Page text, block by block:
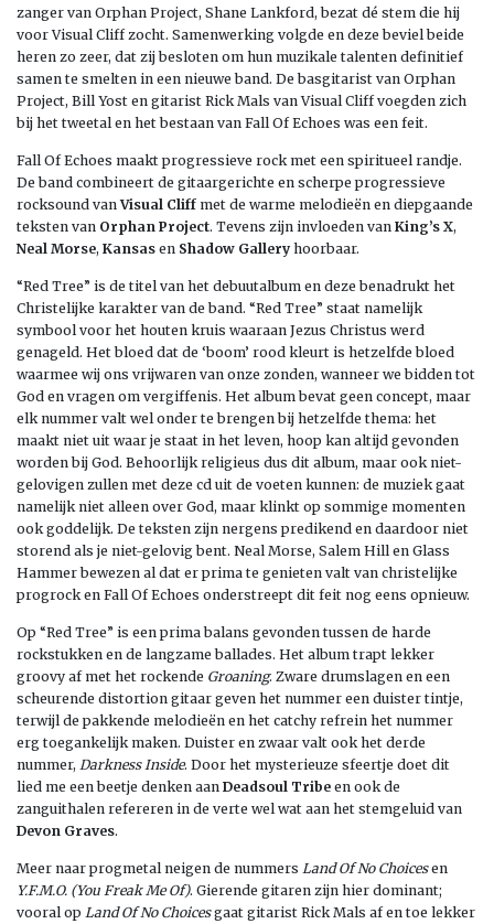
zanger van Orphan Project, Shane Lankford, bezat dé stem die hij
voor Visual Cliff zocht. Samenwerking volgde en deze beviel beide
heren zo zeer, dat zij besloten om hun muzikale talenten definitief
samen te smelten in een nieuwe band. De basgitarist van Orphan
Project, Bill Yost en gitarist Rick Mals van Visual Cliff voegden zich
bij het tweetal en het bestaan van Fall Of Echoes was een feit.
Fall Of Echoes maakt progressieve rock met een spiritueel randje.
De band combineert de gitaargerichte en scherpe progressieve
rocksound vanVisual Cliff met de warme melodieën en diepgaande
teksten van Orphan Project. Tevens zijn invloeden van King’s X,
Neal Morse, Kansas en Shadow Galleryhoorbaar.
“Red Tree” is de titel van het debuutalbum en deze benadrukt het
Christelijke karakter van de band. “Red Tree” staat namelijk
symbool voor het houten kruis waaraan Jezus Christus werd
genageld. Het bloed dat de ‘boom’ rood kleurt is hetzelfde bloed
waarmee wij ons vrijwaren van onze zonden, wanneer we bidden tot
God en vragen om vergiffenis. Het album bevat geen concept, maar
elk nummer valt wel onder te brengen bij hetzelfde thema: het
maakt niet uit waar je staat in het leven, hoop kan altijd gevonden
worden bij God. Behoorlijk religieus dus dit album, maar ook niet-
gelovigen zullen met deze cd uit de voeten kunnen: de muziek gaat
namelijk niet alleen over God, maar klinkt op sommige momenten
ook goddelijk. De teksten zijn nergens predikend en daardoor niet
storend als je niet-gelovig bent. Neal Morse, Salem Hill en Glass
Hammer bewezen al dat er prima te genieten valt van christelijke
progrock en Fall Of Echoes onderstreept dit feit nog eens opnieuw.
Op “Red Tree” is een prima balans gevonden tussen de harde
rockstukken en de langzame ballades. Het album trapt lekker
groovy af met het rockende Groaning. Zware drumslagen en een
scheurende distortion gitaar geven het nummer een duister tintje,
terwijl de pakkende melodieën en het catchy refrein het nummer
erg toegankelijk maken. Duister en zwaar valt ook het derde
nummer, Darkness Inside. Door het mysterieuze sfeertje doet dit
lied me een beetje denken aan Deadsoul Tribe en ook de
zanguithalen refereren in de verte wel wat aan het stemgeluid van
Devon Graves.
Meer naar progmetal neigen de nummers Land Of No Choicesen
Y.F.M.O. (You Freak Me Of). Gierende gitaren zijn hier dominant;
vooral op Land Of No Choicesgaat gitarist Rick Mals af en toe lekker